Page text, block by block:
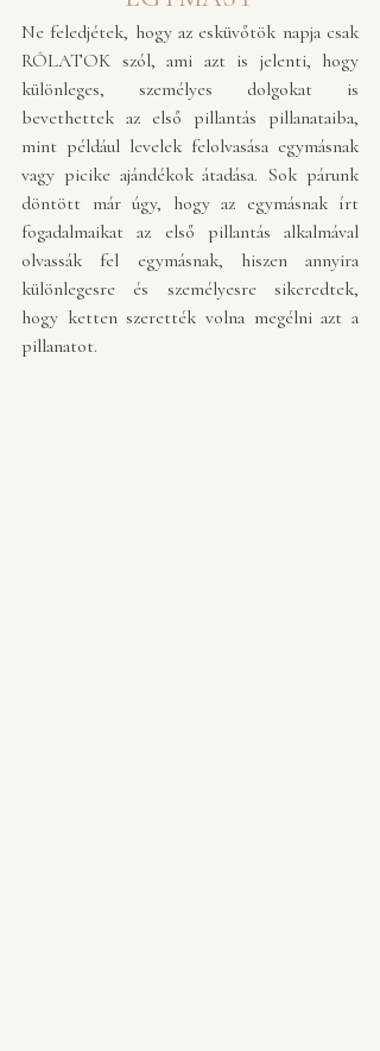
Ne feledjétek, hogy az esküvőtök napja csak
RÓLATOK szól, ami azt is jelenti, hogy
különleges, személyes dolgokat is
bevethettek az első pillantás pillanataiba,
mint például levelek felolvasása egymásnak
vagy picike ajándékok átadása. Sok párunk
döntött már úgy, hogy az egymásnak írt
fogadalmaikat az első pillantás alkalmával
olvassák fel egymásnak, hiszen annyira
különlegesre és személyesre sikeredtek,
hogy ketten szerették volna megélni azt a
pillanatot.